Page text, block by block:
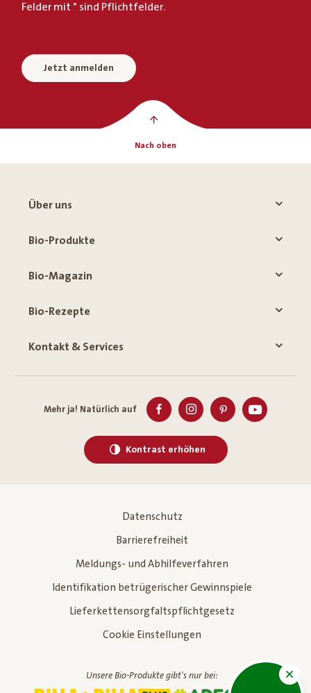
Felder mit * sind Pflichtfelder.
Jetzt anmelden
Nach oben
Über uns
Bio-Produkte
Bio-Magazin
Bio-Rezepte
Kontakt & Services
Mehr ja! Natürlich auf
Kontrast erhöhen
Datenschutz
Barrierefreiheit
Meldungs- und Abhilfeverfahren
Identifikation betrügerischer Gewinnspiele
Lieferkettensorgfaltspflichtgesetz
Cookie Einstellungen
Unsere Bio-Produkte gibt's nur bei: